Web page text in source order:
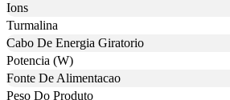
Ions
Turmalina
Cabo De Energia Giratorio
Potencia (W)
Fonte De Alimentacao
Peso Do Produto